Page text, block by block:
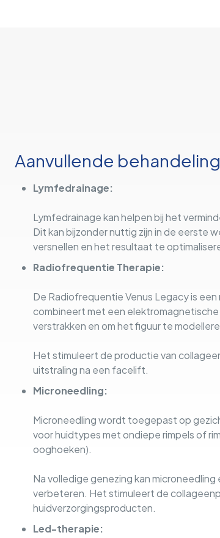
Aanvullende
Lymfedrainage:
Lymfedrainage kan helpen bij het
Dit kan bijzonder nuttig zijn in de eerste
versnellen en het resultaat te
Radiofrequentie Therapie:
De Radiofrequentie Venus Legacy is
combineert met een
verstrakken en om het figuur te
Het stimuleert de productie van
uitstraling na een facelift.
Microneedling:
Microneedling wordt toegepast op
voor huidtypes met ondiepe rimpels of
ooghoeken).
Na volledige genezing kan
verbeteren. Het stimuleert de
huidverzorgingsproducten.
Led-therapie: